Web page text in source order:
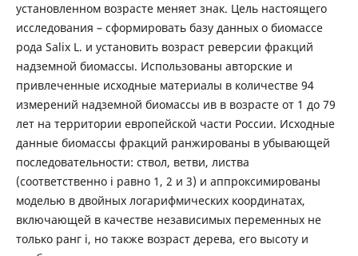
установленном возрасте меняет знак. Цель настоящего
исследования – сформировать базу данных о биомассе
рода Salix L. и установить возраст реверсии фракций
надземной биомассы. Использованы авторские и
привлеченные исходные материалы в количестве 94
измерений надземной биомассы ив в возрасте от 1 до 79
лет на территории европейской части России. Исходные
данные биомассы фракций ранжированы в убывающей
последовательности: ствол, ветви, листва
(соответственно i равно 1, 2 и 3) и аппроксимированы
моделью в двойных логарифмических координатах,
включающей в качестве независимых переменных не
только ранг i, но также возраст дерева, его высоту и